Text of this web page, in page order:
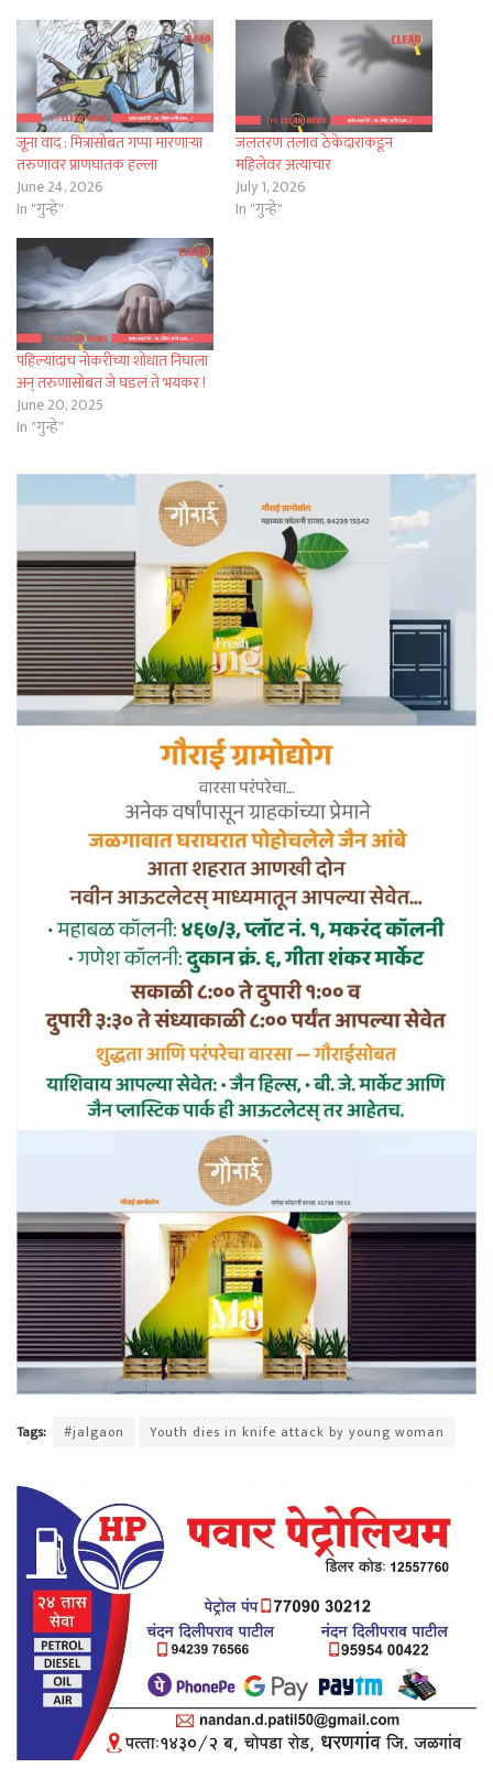
जूना वाद : मित्रांसोबत गप्पा मारणाऱ्या
तरुणावर प्राणघातक हल्ला
June 24, 2026
In "गुन्हे"
जलतरण तलाव ठेकेदाराकडून
महिलेवर अत्याचार
July 1, 2026
In "गुन्हे"
पहिल्यांदाच नोकरीच्या शोधात निघाला
अन् तरुणासोबत जे घडलं ते भयंकर !
June 20, 2025
In "गुन्हे"
Tags: #jalgaon Youth dies in knife attack by young woman